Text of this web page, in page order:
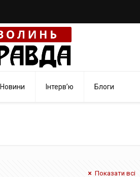
Новини Інтерв’ю Блоги
Показати всі